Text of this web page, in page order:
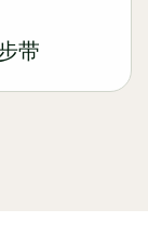
带